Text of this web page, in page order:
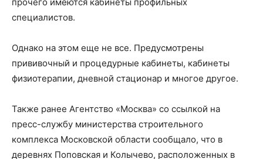
специалистов.
Однако на этом еще не все. Предусмотрены
прививочный и процедурные кабинеты, кабинеты
физиотерапии, дневной стационар и многое другое.
Также ранее Агентство «Москва» со ссылкой на
пресс-службу министерства строительного
комплекса Московской области сообщало, что в
деревнях Поповская и Колычево, расположенных в